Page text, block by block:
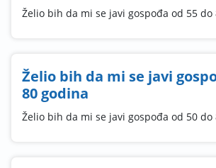
Želio bih da mi se javi gospođa od 55 do
Želio bih da mi se javi
80 godina
Želio bih da mi se javi gospođa od 50 do